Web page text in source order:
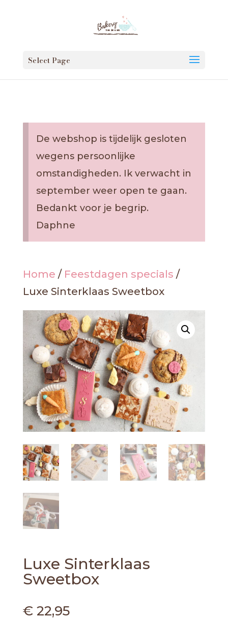
Select Page
De webshop is tijdelijk gesloten
wegens persoonlijke
omstandigheden. Ik verwacht in
september weer open te gaan.
Bedankt voor je begrip.
Daphne
Home / Feestdagen specials /
Luxe Sinterklaas Sweetbox
Luxe Sinterklaas
Sweetbox
€22,95